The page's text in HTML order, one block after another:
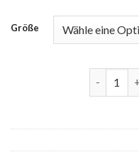
Größe